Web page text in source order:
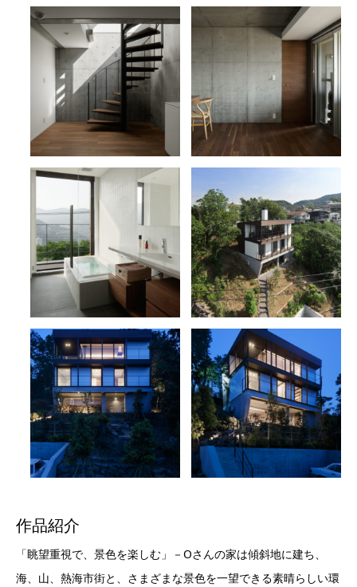
作品紹介
「眺望重視で、景色を楽しむ」－Oさんの家は傾斜地に建ち、
海、山、熱海市街と、さまざまな景色を一望できる素晴らしい環